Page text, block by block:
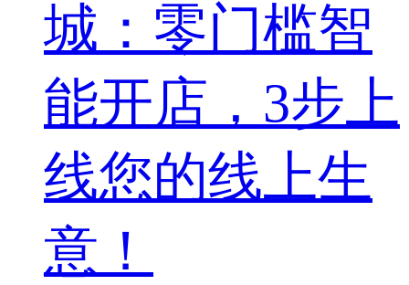
城：零门槛智
能开店，3步上
线您的线上生
意！